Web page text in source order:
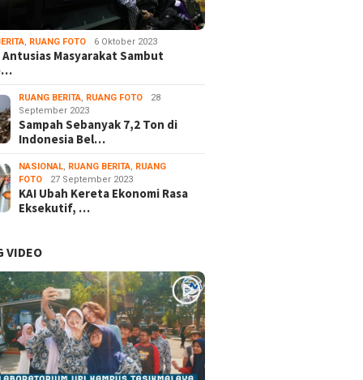
, RUANG FOTO 6 Oktober 2023
Masyarakat Sambut
RUANG BERITA, RUANG FOTO
28
September 2023
Sampah Sebanyak 7,2 Ton di
Indonesia Bel…
NASIONAL, RUANG BERITA, RUANG
FOTO
27 September 2023
KAI Ubah Kereta Ekonomi Rasa
Eksekutif, …
VIDEO